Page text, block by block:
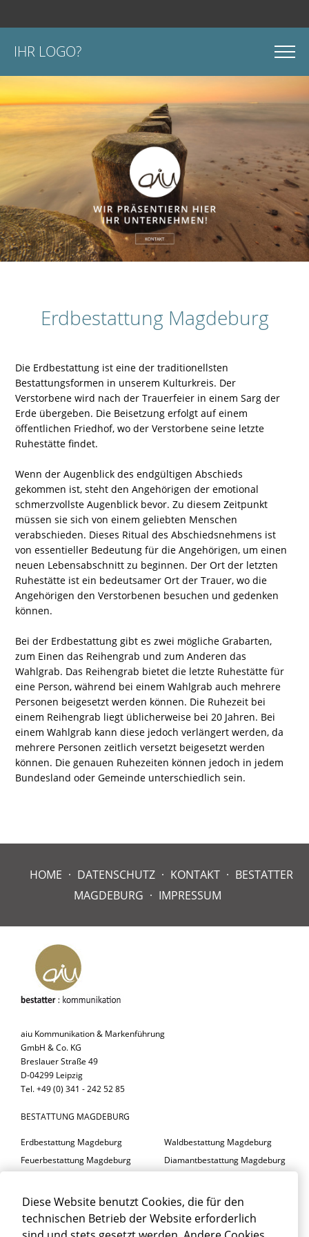
Diese Website benutzt Cookies, die für den
technischen Betrieb der Website erforderlich
IHR LOGO?
Erdbestattung Magdeburg
Die Erdbestattung ist eine der traditionellsten
Bestattungsformen in unserem Kulturkreis. Der
Verstorbene wird nach der Trauerfeier in einem Sarg der
Erde übergeben. Die Beisetzung erfolgt auf einem
öffentlichen Friedhof, wo der Verstorbene seine letzte
Ruhestätte findet.
Wenn der Augenblick des endgültigen Abschieds
gekommen ist, steht den Angehörigen der emotional
schmerzvollste Augenblick bevor. Zu diesem Zeitpunkt
müssen sie sich von einem geliebten Menschen
verabschieden. Dieses Ritual des Abschiedsnehmens ist
von essentieller Bedeutung für die Angehörigen, um einen
neuen Lebensabschnitt zu beginnen. Der Ort der letzten
Ruhestätte ist ein bedeutsamer Ort der Trauer, wo die
Angehörigen den Verstorbenen besuchen und gedenken
können.
Bei der Erdbestattung gibt es zwei mögliche Grabarten,
zum Einen das Reihengrab und zum Anderen das
Wahlgrab. Das Reihengrab bietet die letzte Ruhestätte für
eine Person, während bei einem Wahlgrab auch mehrere
Personen beigesetzt werden können. Die Ruhezeit bei
einem Reihengrab liegt üblicherweise bei 20 Jahren. Bei
einem Wahlgrab kann diese jedoch verlängert werden, da
mehrere Personen zeitlich versetzt beigesetzt werden
können. Die genauen Ruhezeiten können jedoch in jedem
Bundesland oder Gemeinde unterschiedlich sein.
HOME DATENSCHUTZ KONTAKT
BESTATTER
MAGDEBURG
IMPRESSUM
aiu Kommunikation & Markenführung
GmbH & Co. KG
Breslauer Straße 49
D-04299 Leipzig
Tel. +49 (0) 341 - 242 52 85
BESTATTUNG MAGDEBURG
Erdbestattung Magdeburg
Feuerbestattung Magdeburg
Waldbestattung Magdeburg
Diamantbestattung Magdeburg
BESTATTER MAGDEBURG
Trauerfeier Magdeburg Trauerfloristik Magdeburg